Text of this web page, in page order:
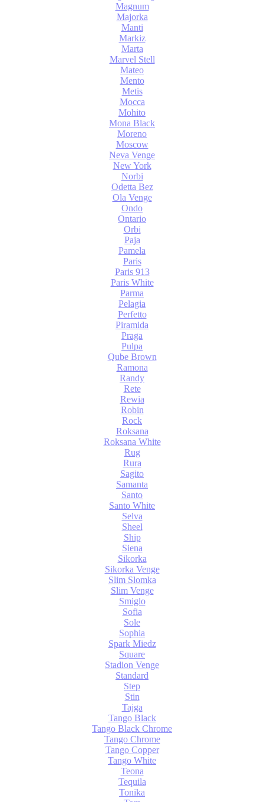
Magnum
Majorka
Manti
Markiz
Marta
Marvel Stell
Mateo
Mento
Metis
Mocca
Mohito
Mona Black
Moreno
Moscow
Neva Venge
New York
Norbi
Odetta Bez
Ola Venge
Ondo
Ontario
Orbi
Paja
Pamela
Paris
Paris 913
Paris White
Parma
Pelagia
Perfetto
Piramida
Praga
Pulpa
Qube Brown
Ramona
Randy
Rete
Rewia
Robin
Rock
Roksana
Roksana White
Rug
Rura
Sagito
Samanta
Santo
Santo White
Selva
Sheel
Ship
Siena
Sikorka
Sikorka Venge
Slim Slomka
Slim Venge
Smiglo
Sofia
Sole
Sophia
Spark Miedz
Square
Stadion Venge
Standard
Step
Stin
Tajga
Tango Black
Tango Black Chrome
Tango Chrome
Tango Copper
Tango White
Teona
Tequila
Tonika